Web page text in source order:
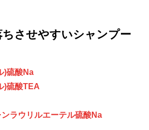
ちさせやすいシャンプー
)硫酸Na
)硫酸TEA
ンラウリルエーテル硫酸Na